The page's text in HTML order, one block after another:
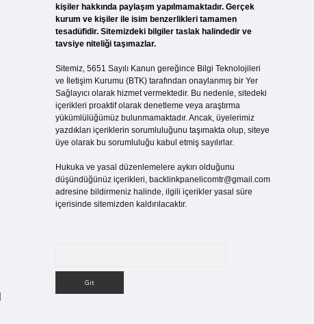
kişiler hakkında paylaşım yapılmamaktadır. Gerçek
kurum ve kişiler ile isim benzerlikleri tamamen
tesadüfidir. Sitemizdeki bilgiler taslak halindedir ve
tavsiye niteliği taşımazlar.
Sitemiz, 5651 Sayılı Kanun gereğince Bilgi Teknolojileri
ve İletişim Kurumu (BTK) tarafından onaylanmış bir Yer
Sağlayıcı olarak hizmet vermektedir. Bu nedenle, sitedeki
içerikleri proaktif olarak denetleme veya araştırma
yükümlülüğümüz bulunmamaktadır. Ancak, üyelerimiz
yazdıkları içeriklerin sorumluluğunu taşımakta olup, siteye
üye olarak bu sorumluluğu kabul etmiş sayılırlar.
Hukuka ve yasal düzenlemelere aykırı olduğunu
düşündüğünüz içerikleri, backlinkpanelicomtr@gmail.com
adresine bildirmeniz halinde, ilgili içerikler yasal süre
içerisinde sitemizden kaldırılacaktır.